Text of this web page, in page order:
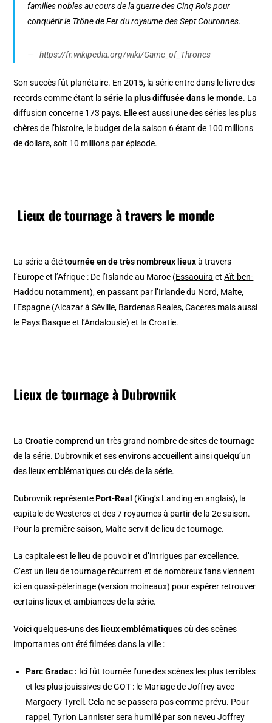
familles nobles au cours de la guerre des Cinq Rois pour
conquérir le Trône de Fer du royaume des Sept Couronnes.
https://fr.wikipedia.org/wiki/Game_of_Thrones
Son succès fût planétaire. En 2015, la série entre dans le livre des
records comme étant lasérie la plus diffusée dans le monde. La
diffusion concerne 173 pays. Elle est aussi une des séries les plus
chères de l’histoire, le budget de la saison 6 étant de 100 millions
de dollars, soit 10 millions par épisode.
Lieux de tournage à travers le monde
La série a ététournée en de très nombreux lieuxà travers
l’Europe et l’Afrique : De l’Islande au Maroc (Essaouira etAït-ben-
Haddou notamment), en passant par l’Irlande du Nord, Malte,
l’Espagne (Alcazar à Séville, Bardenas Reales,Caceres mais aussi
le Pays Basque et l’Andalousie) et la Croatie.
Lieux de tournage à Dubrovnik
LaCroatiecomprend un très grand nombre de sites de tournage
de la série. Dubrovnik et ses environs accueillent ainsi quelqu’un
des lieux emblématiques ou clés de la série.
Dubrovnik représente Port-Real (King’s Landing en anglais), la
capitale de Westeros et des 7 royaumes à partir de la 2e saison.
Pour la première saison, Malte servit de lieu de tournage.
La capitale est le lieu de pouvoir et d’intrigues par excellence.
C’est un lieu de tournage récurrent et de nombreux fans viennent
ici en quasi-pèlerinage (version moineaux) pour espérer retrouver
certains lieux et ambiances de la série.
Voici quelques-uns des lieux emblématiquesoù des scènes
importantes ont été filmées dans la ville :
Parc Gradac : Ici fût tournée l’une des scènes les plus terribles
et les plus jouissives de GOT : le Mariage de Joffrey avec
Margaery Tyrell. Cela ne se passera pas comme prévu. Pour
rappel, Tyrion Lannister sera humilié par son neveu Joffrey